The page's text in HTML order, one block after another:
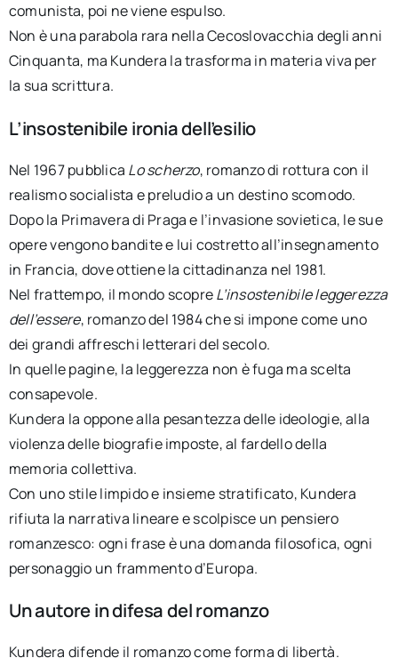
comunista, poi ne viene espulso.
Non è una parabola rara nella Cecoslovacchia degli anni
Cinquanta, ma Kundera la trasforma in materia viva per
la sua scrittura.
L’insostenibile ironia dell’esilio
Nel 1967 pubblica Lo scherzo, romanzo di rottura con il
realismo socialista e preludio a un destino scomodo.
Dopo la Primavera di Praga e l’invasione sovietica, le sue
opere vengono bandite e lui costretto all’insegnamento
in Francia, dove ottiene la cittadinanza nel 1981.
Nel frattempo, il mondo scopreL’insostenibile leggerezza
dell’essere, romanzo del 1984 che si impone come uno
dei grandi affreschi letterari del secolo.
In quelle pagine, la leggerezza non è fuga ma scelta
consapevole.
Kundera la oppone alla pesantezza delle ideologie, alla
violenza delle biografie imposte, al fardello della
memoria collettiva.
Con uno stile limpido e insieme stratificato, Kundera
rifiuta la narrativa lineare e scolpisce un pensiero
romanzesco: ogni frase è una domanda filosofica, ogni
personaggio un frammento d’Europa.
Un autore in difesa del romanzo
Kundera difende il romanzo come forma di libertà.